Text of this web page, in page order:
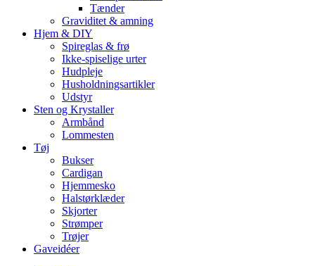
Tænder
Graviditet & amning
Hjem & DIY
Spireglas & frø
Ikke-spiselige urter
Hudpleje
Husholdningsartikler
Udstyr
Sten og Krystaller
Armbånd
Lommesten
Tøj
Bukser
Cardigan
Hjemmesko
Halstørklæder
Skjorter
Strømper
Trøjer
Gaveidéer